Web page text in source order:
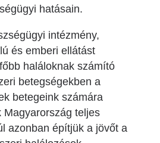
hatásain.
intézmény,
és emberi ellátást
haláloknak számító
betegségekben a
betegeink számára
Magyarország teljes
azonban építjük a jövőt a